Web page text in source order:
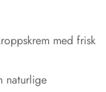
med frisk
naturlige